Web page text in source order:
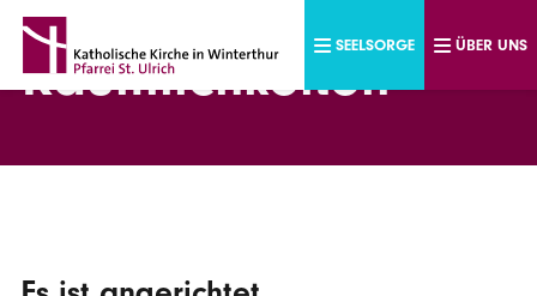
Direkt zum Inhalt
SEELSORGE ÜBER UNS
Räumlichkeiten